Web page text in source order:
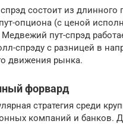
состоит из длинного
опциона (с ценой
пут-спрэд
спрэду с разницей в
движения рынка.
форвард
стратегия среди
компаний и банков.